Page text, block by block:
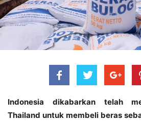
Indonesia dikabarkan telah
Thailand untuk membeli beras